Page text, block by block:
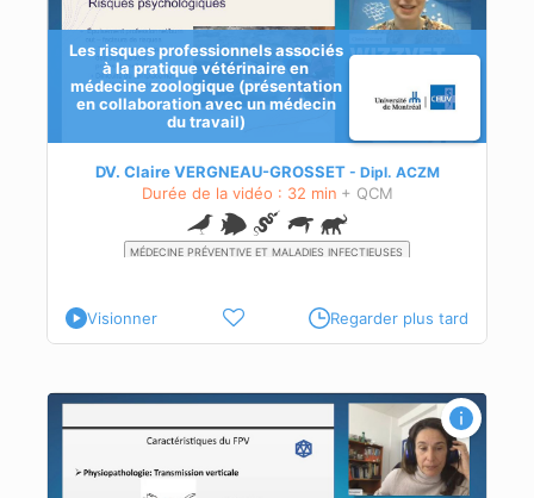
Les risques professionnels associés
à la pratique vétérinaire en
médecine zoologique (présentation
en collaboration avec un médecin
du travail)
DV. Claire VERGNEAU-GROSSET Dipl. ACZM
Durée de la vidéo : 32 min + QCM
MÉDECINE PRÉVENTIVE ET MALADIES INFECTIEUSES
Visionner Regarder plus tard